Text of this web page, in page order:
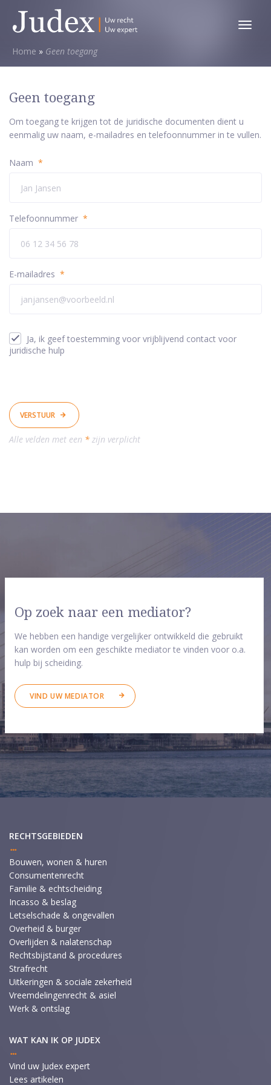
Toggle
Home » Geen toegang
Geen toegang
Om toegang te krijgen tot de juridische documenten dient u
eenmalig uw naam, e-mailadres en telefoonnummer in te vullen.
Naam *
Telefoonnummer *
E-mailadres *
Ja, ik geef toestemming voor vrijblijvend contact voor
juridische hulp
VERSTUUR
Alle velden met een * zijn verplicht
Op zoek naar een mediator?
We hebben een handige vergelijker ontwikkeld die gebruikt
kan worden om een geschikte mediator te vinden voor o.a.
hulp bij scheiding.
VIND UW MEDIATOR
RECHTSGEBIEDEN
Bouwen, wonen & huren
Consumentenrecht
Familie & echtscheiding
Incasso & beslag
Letselschade & ongevallen
Overheid & burger
Overlijden & nalatenschap
Rechtsbijstand & procedures
Strafrecht
Uitkeringen & sociale zekerheid
Vreemdelingenrecht & asiel
Werk & ontslag
WAT KAN IK OP JUDEX
Vind uw Judex expert
Lees artikelen